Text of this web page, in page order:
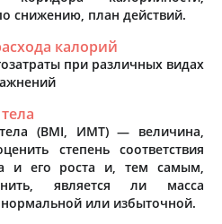
снижению, план действий.
калорий
при различных видах
(BMI, ИМТ) — величина,
степень соответствия
и его роста и, тем самым,
является ли масса
или избыточной.